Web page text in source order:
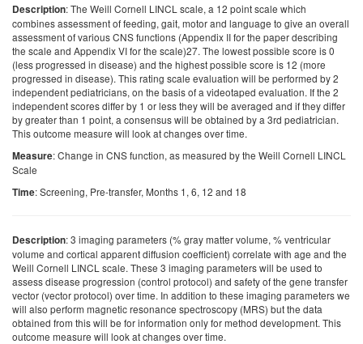
Description: The Weill Cornell LINCL scale, a 12 point scale which
combines assessment of feeding, gait, motor and language to give an overall
assessment of various CNS functions (Appendix II for the paper describing
the scale and Appendix VI for the scale)27. The lowest possible score is 0
(less progressed in disease) and the highest possible score is 12 (more
progressed in disease). This rating scale evaluation will be performed by 2
independent pediatricians, on the basis of a videotaped evaluation. If the 2
independent scores differ by 1 or less they will be averaged and if they differ
by greater than 1 point, a consensus will be obtained by a 3rd pediatrician.
This outcome measure will look at changes over time.
Measure: Change in CNS function, as measured by the Weill Cornell LINCL
Scale
Time: Screening, Pre-transfer, Months 1, 6, 12 and 18
Description: 3 imaging parameters (% gray matter volume, % ventricular
volume and cortical apparent diffusion coefficient) correlate with age and the
Weill Cornell LINCL scale. These 3 imaging parameters will be used to
assess disease progression (control protocol) and safety of the gene transfer
vector (vector protocol) over time. In addition to these imaging parameters we
will also perform magnetic resonance spectroscopy (MRS) but the data
obtained from this will be for information only for method development. This
outcome measure will look at changes over time.